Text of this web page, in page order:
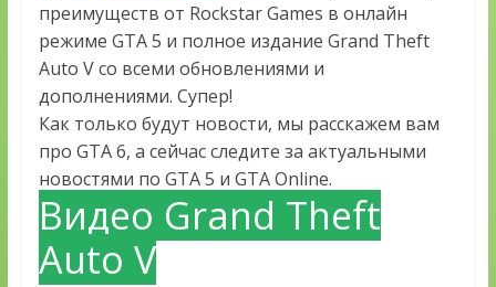
преимуществ от Rockstar Games в онлайн
режиме GTA 5 и полное издание Grand Theft
Auto V со всеми обновлениями и
дополнениями. Супер!
Как только будут новости, мы расскажем вам
про GTA 6, а сейчас следите за актуальными
новостями по GTA 5 и GTA Online.
Видео Grand Theft
Auto V